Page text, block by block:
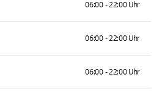
06:00 - 22:00 Uhr
06:00 - 22:00 Uhr
06:00 - 22:00 Uhr